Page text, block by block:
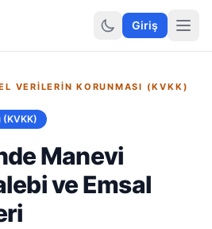
Hukuki Araçlar
Giriş
VERILERIN KORUNMASI (KVKK)
(KVKK)
Manevi
ve Emsal